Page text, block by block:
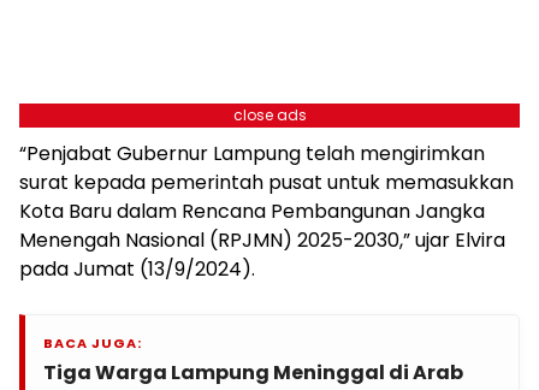
close ads
“Penjabat Gubernur Lampung telah mengirimkan
surat kepada pemerintah pusat untuk memasukkan
Kota Baru dalam Rencana Pembangunan Jangka
Menengah Nasional (RPJMN) 2025-2030,” ujar Elvira
pada Jumat (13/9/2024).
BACA JUGA:
Tiga Warga Lampung Meninggal di Arab